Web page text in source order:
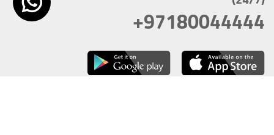
+97180044444